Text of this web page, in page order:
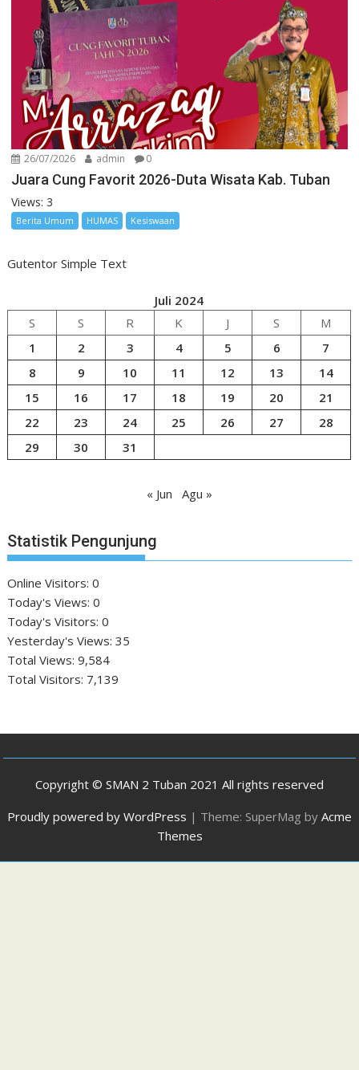
26/07/2026 admin 0
Juara Cung Favorit 2026-Duta Wisata Kab. Tuban
Views: 3
Berita Umum HUMAS Kesiswaan
Gutentor Simple Text
Juli 2024
S
S R K J S
M
1
2 3 4 5 6
7
8
9 10 11 12 13
14
15
16 17 18 19 20
21
22
23 24 25 26 27
28
29
30 31
« Jun Agu »
Statistik Pengunjung
Online Visitors:0
Today's Views:0
Today's Visitors:0
Yesterday's Views:35
Total Views:9,584
Total Visitors: 7,139
Copyright © SMAN 2 Tuban 2021 All rights reserved
Proudly powered by WordPress | Theme: SuperMag by Acme
Themes